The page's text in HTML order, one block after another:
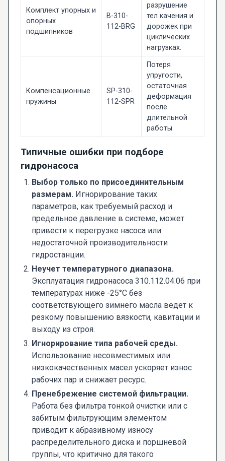
Комплект упорных и
опорных
подшипников
B-310-
112-BRG
разрушение
тел качения и
дорожек при
циклических
нагрузках.
Компенсационные
пружины
SP-310-
112-SPR
Потеря
упругости,
остаточная
деформация
после
длительной
работы.
Типичные ошибки при подборе
гидронасоса
Выбор только по присоединительным
размерам. Игнорирование таких
параметров, как требуемый расход и
предельное давление в системе, может
привести к перегрузке насоса или
недостаточной производительности
гидростанции.
Неучет температурного диапазона.
Эксплуатация гидронасоса 310.112.04.06 при
температурах ниже -25°C без
соответствующего зимнего масла ведет к
резкому повышению вязкости, кавитации и
выходу из строя.
Игнорирование типа рабочей среды.
Использование несовместимых или
низкокачественных масел ускоряет износ
рабочих пар и снижает ресурс.
Пренебрежение системой фильтрации.
Работа без фильтра тонкой очистки или с
забитым фильтрующим элементом
приводит к абразивному износу
распределительного диска и поршневой
группы, что критично для такого